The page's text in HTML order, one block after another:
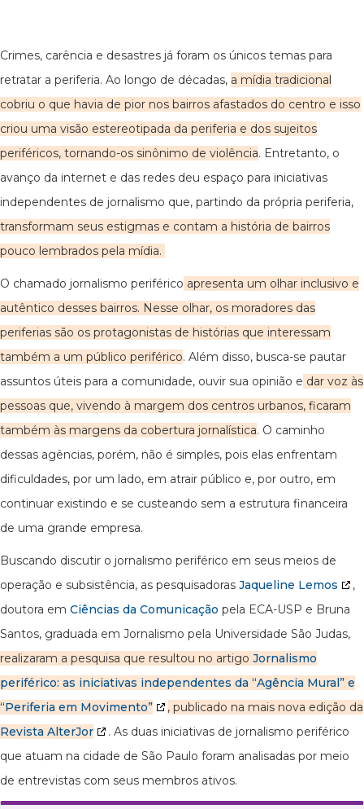
Crimes, carência e desastres já foram os únicos temas para
retratar a periferia. Ao longo de décadas, a mídia tradicional
cobriu o que havia de pior nos bairros afastados do centro e isso
criou uma visão estereotipada da periferia e dos sujeitos
periféricos, tornando-os sinônimo de violência. Entretanto, o
avanço da internet e das redes deu espaço para iniciativas
independentes de jornalismo que, partindo da própria periferia,
transformam seus estigmas e contam a história de bairros
pouco lembrados pela mídia.
O chamado jornalismo periférico apresenta um olhar inclusivo e
autêntico desses bairros. Nesse olhar, os moradores das
periferias são os protagonistas de histórias que interessam
também a um público periférico. Além disso, busca-se pautar
assuntos úteis para a comunidade, ouvir sua opinião e dar voz às
pessoas que, vivendo à margem dos centros urbanos, ficaram
também às margens da cobertura jornalística. O caminho
dessas agências, porém, não é simples, pois elas enfrentam
dificuldades, por um lado, em atrair público e, por outro, em
continuar existindo e se custeando sem a estrutura financeira
de uma grande empresa.
Buscando discutir o jornalismo periférico em seus meios de
operação e subsistência, as pesquisadoras Jaqueline Lemos
,
doutora em Ciências da Comunicação pela ECA-USP e Bruna
Santos, graduada em Jornalismo pela Universidade São Judas,
realizaram a pesquisa que resultou no artigo Jornalismo
periférico: as iniciativas independentes da “Agência Mural” e
“Periferia em Movimento”
, publicado na mais nova edição da
Revista AlterJor
. As duas iniciativas de jornalismo periférico
que atuam na cidade de São Paulo foram analisadas por meio
de entrevistas com seus membros ativos.